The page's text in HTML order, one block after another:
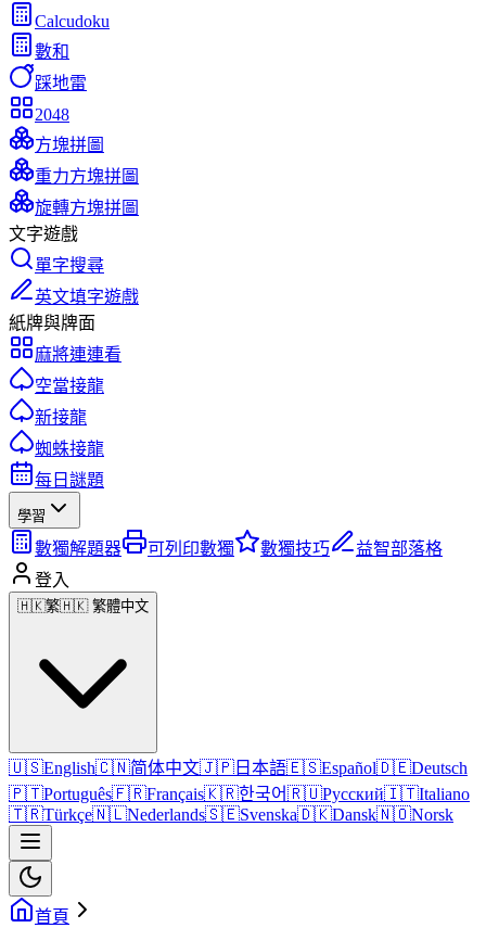
Calcudoku
數和
踩地雷
2048
方塊拼圖
重力方塊拼圖
旋轉方塊拼圖
文字遊戲
單字搜尋
英文填字遊戲
紙牌與牌面
麻將連連看
空當接龍
新接龍
蜘蛛接龍
每日謎題
學習
數獨解題器 可列印數獨 數獨技巧
益智部落格
登入
🇭🇰繁🇭🇰 繁體中文
🇺🇸English🇨🇳简体中文🇯🇵 日本語🇪🇸Español🇩🇪Deutsch
🇵🇹Português🇫🇷Français🇰🇷한국어🇷🇺Русский🇮🇹Italiano
🇹🇷Türkçe🇳🇱Nederlands🇸🇪Svenska🇩🇰Dansk🇳🇴Norsk
首頁